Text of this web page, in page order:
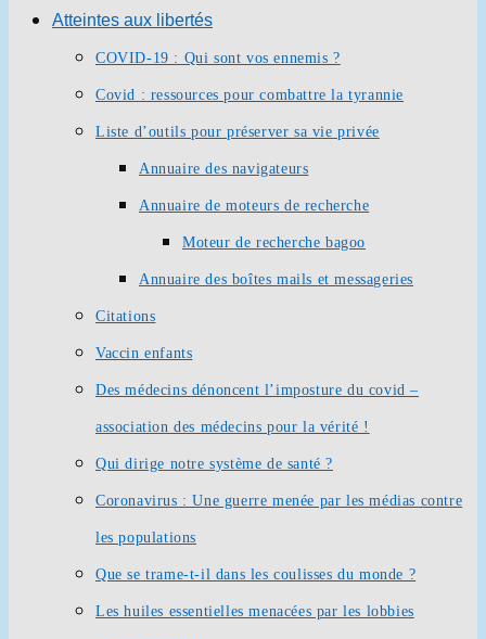
Atteintes aux libertés
COVID-19 : Qui sont vos ennemis ?
Covid : ressources pour combattre la tyrannie
Liste d’outils pour préserver sa vie privée
Annuaire des navigateurs
Annuaire de moteurs de recherche
Moteur de recherche bagoo
Annuaire des boîtes mails et messageries
Citations
Vaccin enfants
Des médecins dénoncent l’imposture du covid –
association des médecins pour la vérité !
Qui dirige notre système de santé ?
Coronavirus : Une guerre menée par les médias contre
les populations
Que se trame-t-il dans les coulisses du monde ?
Les huiles essentielles menacées par les lobbies